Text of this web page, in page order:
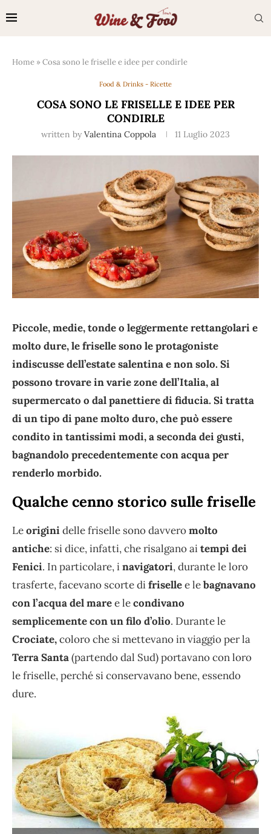
Home »Cosa sono le friselle e idee per condirle
Food & Drinks - Ricette
COSA SONO LE FRISELLE E IDEE PER
CONDIRLE
written by Valentina Coppola 11 Luglio 2023
Piccole, medie, tonde o leggermente rettangolari e
molto dure, le friselle sono le protagoniste
indiscusse dell’estate salentina e non solo. Si
possono trovare in varie zone dell’Italia, al
supermercato o dal panettiere di fiducia. Si tratta
di un tipo di pane molto duro, che può essere
condito in tantissimi modi, a seconda dei gusti,
bagnandolo precedentemente con acqua per
renderlo morbido.
Qualche cenno storico sulle friselle
Leoriginidelle friselle sono davveromolto
antiche: si dice, infatti, che risalgano aitempi dei
Fenici. In particolare, inavigatori, durante le loro
trasferte, facevano scorte difrisellee lebagnavano
con l’acqua del maree lecondivano
semplicemente con un filo d’olio. Durante le
Crociate,coloro che si mettevano in viaggio per la
Terra Santa(partendo dal Sud) portavano con loro
le friselle, perché si conservavano bene, essendo
dure.